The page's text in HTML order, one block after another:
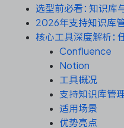
研发效能管理
DevOps
资源和工时管理
服务台和工单管理
选型前必看：知识库
2026年支持知识库
核心工具深度解析：
Confluence
Notion
工具概况
支持知识库管
适用场景
优势亮点